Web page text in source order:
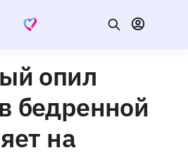
опил
бедренной
на